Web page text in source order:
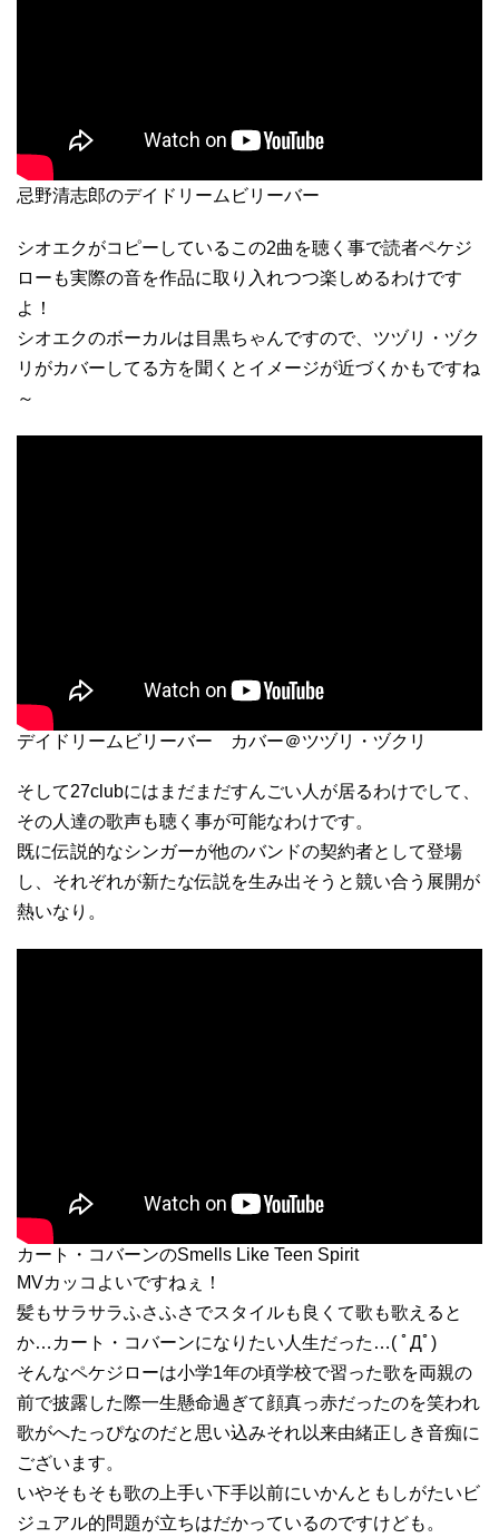
忌野清志郎のデイドリームビリーバー
シオエクがコピーしているこの2曲を聴く事で読者ペケジ
ローも実際の音を作品に取り入れつつ楽しめるわけです
よ！
シオエクのボーカルは目黒ちゃんですので、ツヅリ・ヅク
リがカバーしてる方を聞くとイメージが近づくかもですね
～
デイドリームビリーバー カバー＠ツヅリ・ヅクリ
そして27clubにはまだまだすんごい人が居るわけでして、
その人達の歌声も聴く事が可能なわけです。
既に伝説的なシンガーが他のバンドの契約者として登場
し、それぞれが新たな伝説を生み出そうと競い合う展開が
熱いなり。
カート・コバーンのSmells Like Teen Spirit
MVカッコよいですねぇ！
髪もサラサラふさふさでスタイルも良くて歌も歌えると
か…カート・コバーンになりたい人生だった…( ﾟДﾟ)
そんなペケジローは小学1年の頃学校で習った歌を両親の
前で披露した際一生懸命過ぎて顔真っ赤だったのを笑われ
歌がへたっぴなのだと思い込みそれ以来由緒正しき音痴に
ございます。
いやそもそも歌の上手い下手以前にいかんともしがたいビ
ジュアル的問題が立ちはだかっているのですけども。